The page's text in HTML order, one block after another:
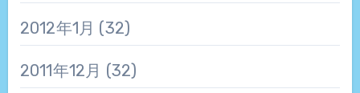
2012年1月 (32)
2011年12月 (32)